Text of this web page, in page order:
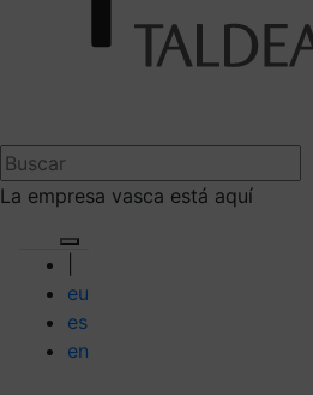
La empresa vasca está aquí
eu
es
en